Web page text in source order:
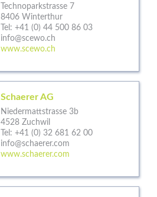
Technoparkstrasse 7
8406 Winterthur
Tel: +41 (0) 44 500 86 03
info@scewo.ch
www.scewo.ch
Schaerer AG
Niedermattstrasse 3b
4528 Zuchwil
Tel: +41 (0) 32 681 62 00
info@schaerer.com
www.schaerer.com